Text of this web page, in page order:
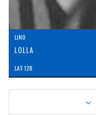
LINO
LOLLA
LAT: 128